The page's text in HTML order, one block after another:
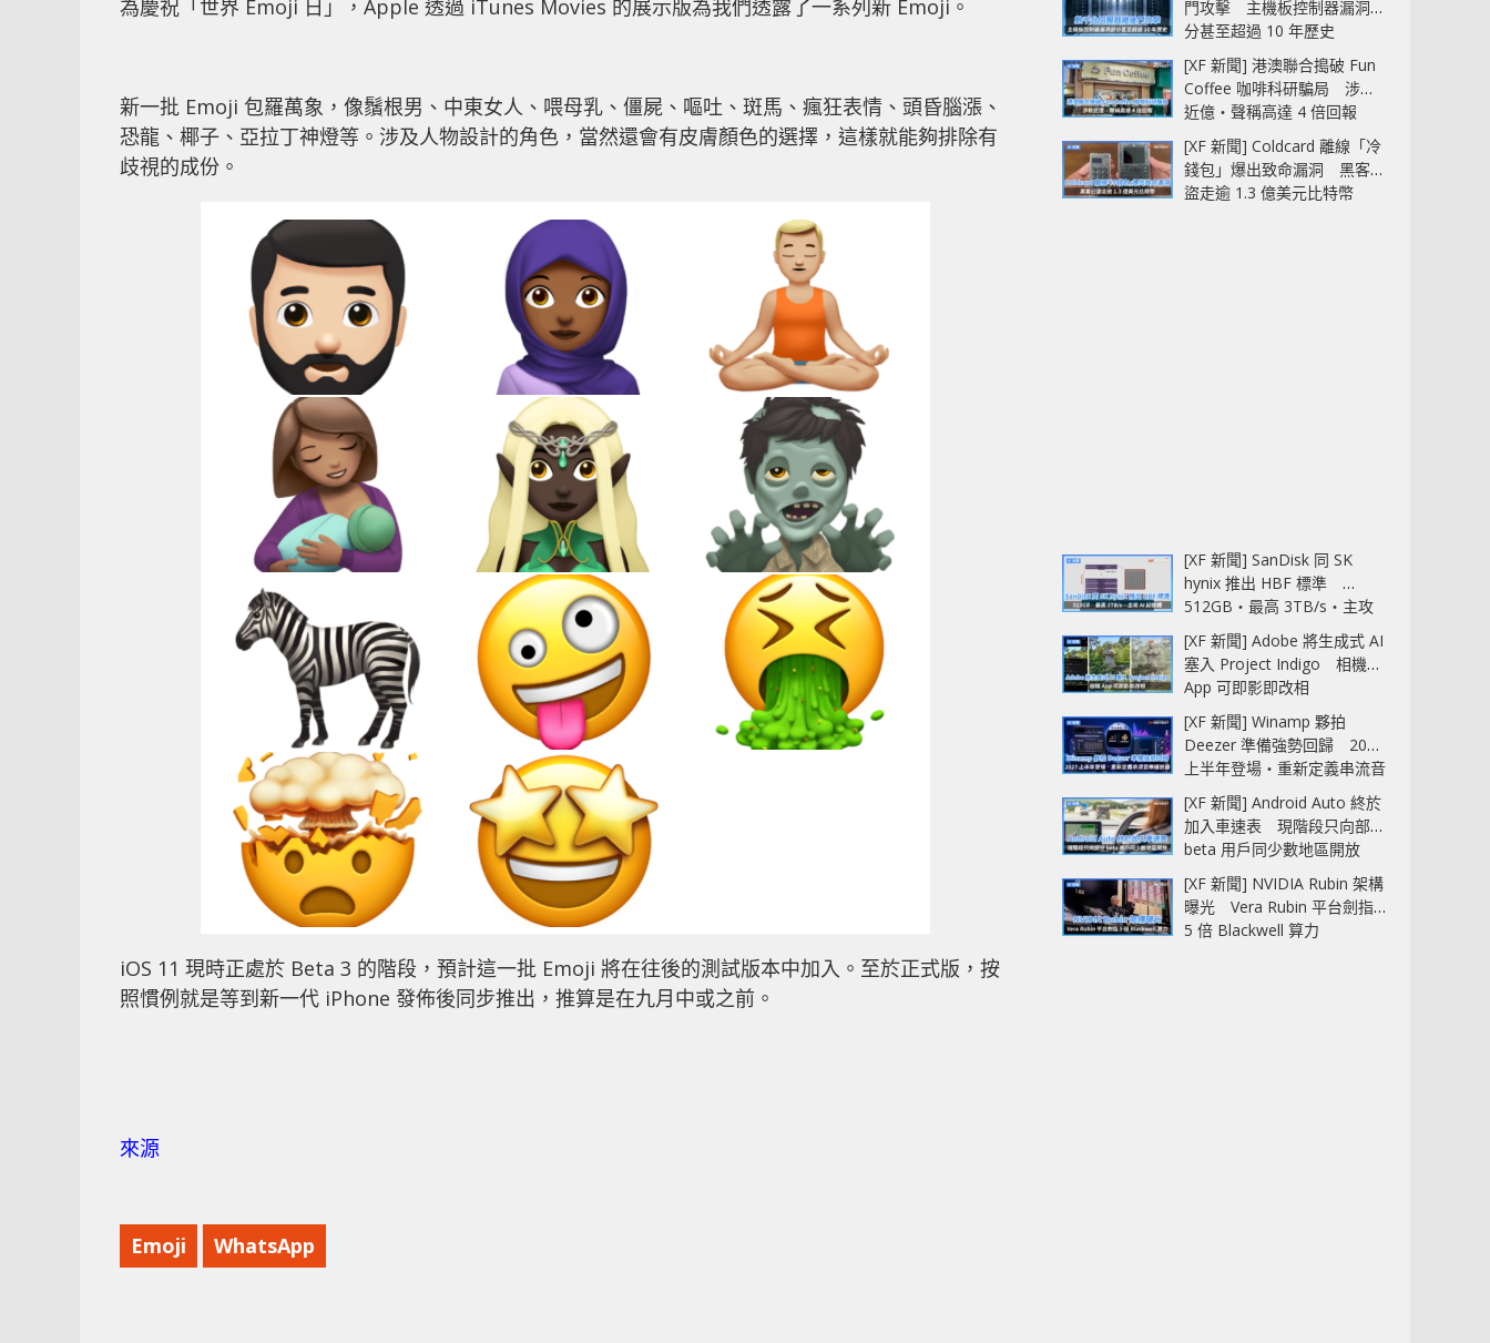
為慶祝「世界 Emoji 日」，Apple 透過 iTunes Movies 的展示版為我們透露了一系列新 Emoji。
新一批 Emoji 包羅萬象，像鬚根男、中東女人、喂母乳、僵屍、嘔吐、斑馬、瘋狂表情、頭昏腦漲、
恐龍、椰子、亞拉丁神燈等。涉及人物設計的角色，當然還會有皮膚顏色的選擇，這樣就能夠排除有
歧視的成份。
iOS 11 現時正處於 Beta 3 的階段，預計這一批 Emoji 將在往後的測試版本中加入。至於正式版，按
照慣例就是等到新一代 iPhone 發佈後同步推出，推算是在九月中或之前。
來源
Emoji WhatsApp
門攻擊 主機板控制器漏洞部
分甚至超過 10 年歷史
[XF 新聞] 港澳聯合搗破 Fun
Coffee 咖啡科研騙局 涉款
近億‧聲稱高達 4 倍回報
[XF 新聞] Coldcard 離線「冷
錢包」爆出致命漏洞 黑客已
盜走逾 1.3 億美元比特幣
[XF 新聞] SanDisk 同 SK
hynix 推出 HBF 標準
512GB‧最高 3TB/s‧主攻
AI 記憶體
[XF 新聞] Adobe 將生成式 AI
塞入 Project Indigo 相機
App 可即影即改相
[XF 新聞] Winamp 夥拍
Deezer 準備強勢回歸 2027
上半年登場‧重新定義串流音
樂播放器
[XF 新聞] Android Auto 終於
加入車速表 現階段只向部分
beta 用戶同少數地區開放
[XF 新聞] NVIDIA Rubin 架構
曝光 Vera Rubin 平台劍指
5 倍 Blackwell 算力